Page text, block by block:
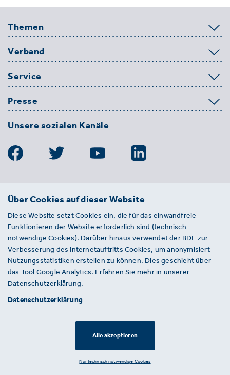
Themen
Verband
Service
Presse
Unsere sozialen Kanäle
BDE
Entsorgungs-, Wasser- und
Kreislaufwirtschaft e. V.
Von-der-Heydt-Straße 2
D 10785 Berlin
Sie haben einen Fehler auf unserer Website
gefunden? Ihnen ist ein defekter Link
aufgefallen? Wir freuen uns über Ihren
Über Cookies auf dieser Website
Diese Website setzt Cookies ein, die für das einwandfreie
Funktionieren der Website erforderlich sind (technisch
notwendige Cookies). Darüber hinaus verwendet der BDE zur
Verbesserung des Internetauftritts Cookies, um anonymisiert
Nutzungsstatistiken erstellen zu können. Dies geschieht über
das Tool Google Analytics. Erfahren Sie mehr in unserer
Datenschutzerklärung.
Datenschutzerklärung
Alle akzeptieren
Nur technisch notwendige Cookies